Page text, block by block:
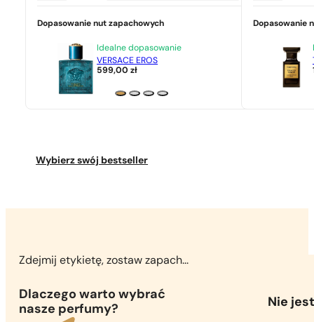
Dopasowanie nut zapachowych
Idealne dopasowanie
VERSACE EROS
599,00zł
Dopasowanie
Wybierz swój bestseller
Zdejmij etykietę, zostaw zapach...
Nie
Dlaczego warto wybrać
nasze perfumy?